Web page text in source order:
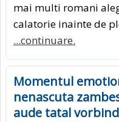
mai multi romani
calatorie inainte de
...continuare.
Momentul
nenascuta
aude tatal vorbind